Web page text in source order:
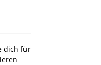
dich für